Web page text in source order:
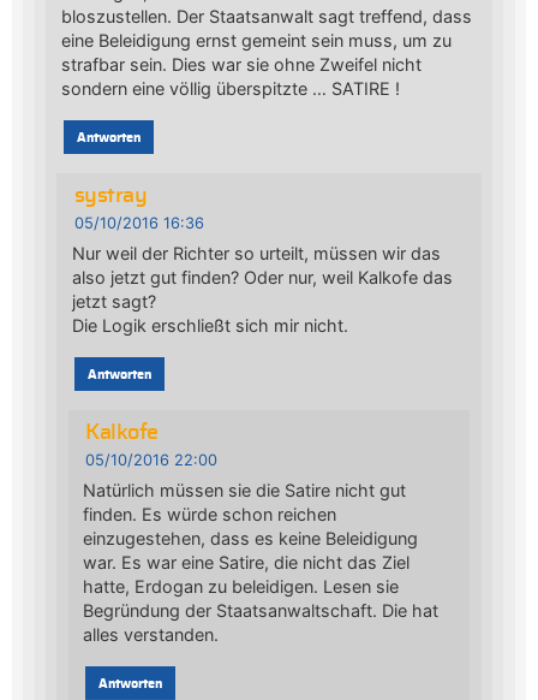
bloszustellen. Der Staatsanwalt sagt treffend, dass
eine Beleidigung ernst gemeint sein muss, um zu
strafbar sein. Dies war sie ohne Zweifel nicht
sondern eine völlig überspitzte … SATIRE !
Antworten
systray
05/10/2016 16:36
Nur weil der Richter so urteilt, müssen wir das
also jetzt gut finden? Oder nur, weil Kalkofe das
jetzt sagt?
Die Logik erschließt sich mir nicht.
Antworten
Kalkofe
05/10/2016 22:00
Natürlich müssen sie die Satire nicht gut
finden. Es würde schon reichen
einzugestehen, dass es keine Beleidigung
war. Es war eine Satire, die nicht das Ziel
hatte, Erdogan zu beleidigen. Lesen sie
Begründung der Staatsanwaltschaft. Die hat
alles verstanden.
Antworten